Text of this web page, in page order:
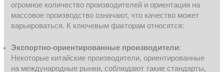
огромное количество производителей и ориентация на
массовое производство означают, что качество может
варьироваться. К ключевым факторам относятся:
Экспортно-ориентированные производители:
Некоторые китайские производители, ориентированные
на международные рынки, соблюдают такие стандарты,